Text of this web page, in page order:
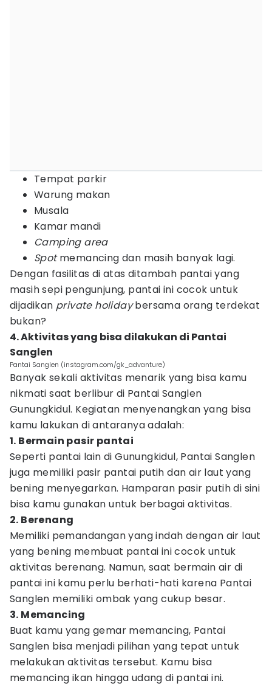
Tempat parkir
Warung makan
Musala
Kamar mandi
Camping area
Spotmemancing dan masih banyak lagi.
Dengan fasilitas di atas ditambah pantai yang
masih sepi pengunjung, pantai ini cocok untuk
dijadikan private holidaybersama orang terdekat
bukan?
4. Aktivitas yang bisa dilakukan di Pantai
Sanglen
Pantai Sanglen (instagram.com/gk_advanture)
Banyak sekali aktivitas menarik yang bisa kamu
nikmati saat berlibur di Pantai Sanglen
Gunungkidul. Kegiatan menyenangkan yang bisa
kamu lakukan di antaranya adalah:
1. Bermain pasir pantai
Seperti pantai lain di Gunungkidul, Pantai Sanglen
juga memiliki pasir pantai putih dan air laut yang
bening menyegarkan. Hamparan pasir putih di sini
bisa kamu gunakan untuk berbagai aktivitas.
2. Berenang
Memiliki pemandangan yang indah dengan air laut
yang bening membuat pantai ini cocok untuk
aktivitas berenang. Namun, saat bermain air di
pantai ini kamu perlu berhati-hati karena Pantai
Sanglen memiliki ombak yang cukup besar.
3. Memancing
Buat kamu yang gemar memancing, Pantai
Sanglen bisa menjadi pilihan yang tepat untuk
melakukan aktivitas tersebut. Kamu bisa
memancing ikan hingga udang di pantai ini.